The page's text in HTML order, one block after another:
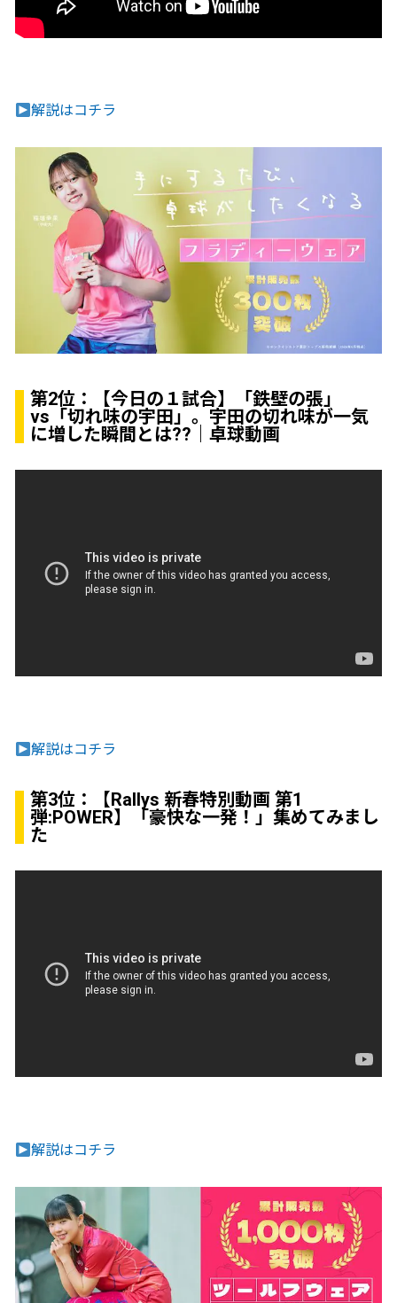
解説はコチラ
第2位：
【今日の１試合】「鉄壁の張」
vs「切れ味の宇田」。宇田の切れ味が一気
に増した瞬間とは??｜卓球動画
解説はコチラ
第3位：
【Rallys 新春特別動画 第1
弾:POWER】「豪快な一発！」集めてみまし
た
解説はコチラ